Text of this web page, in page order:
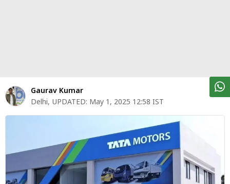
शेयर
बाज़ार
वीडियो
म्यूचुअल
Gaurav Kumar
Delhi, UPDATED: May 1, 2025 12:58 IST